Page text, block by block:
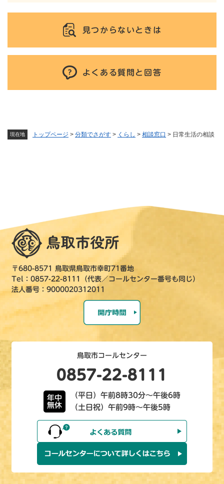
現在地 トップページ > 分類でさがす > くらし > 相談窓口 > 日常生活の相談
見つからないときは
よくある質問と回答
〒680-8571 鳥取県鳥取市幸町71番地
Tel：0857-22-8111（代表／コールセンター番号も同じ）
法人番号：9000020312011
鳥取市コールセンター
0857-22-8111
年中
無休
（平日）午前8時30分～午後6時
（土日祝）午前9時～午後5時